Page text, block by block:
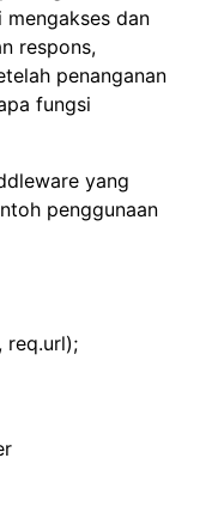
dan
respons,
penanganan
fungsi
yang
penggunaan
req.url);